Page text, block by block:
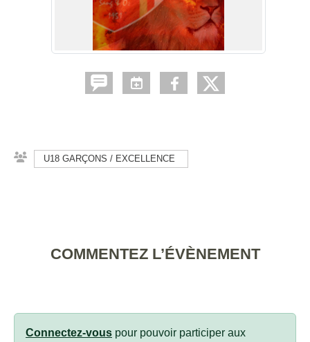
U18 GARÇONS / EXCELLENCE
COMMENTEZ L’ÉVÈNEMENT
Connectez-vous pour pouvoir participer aux